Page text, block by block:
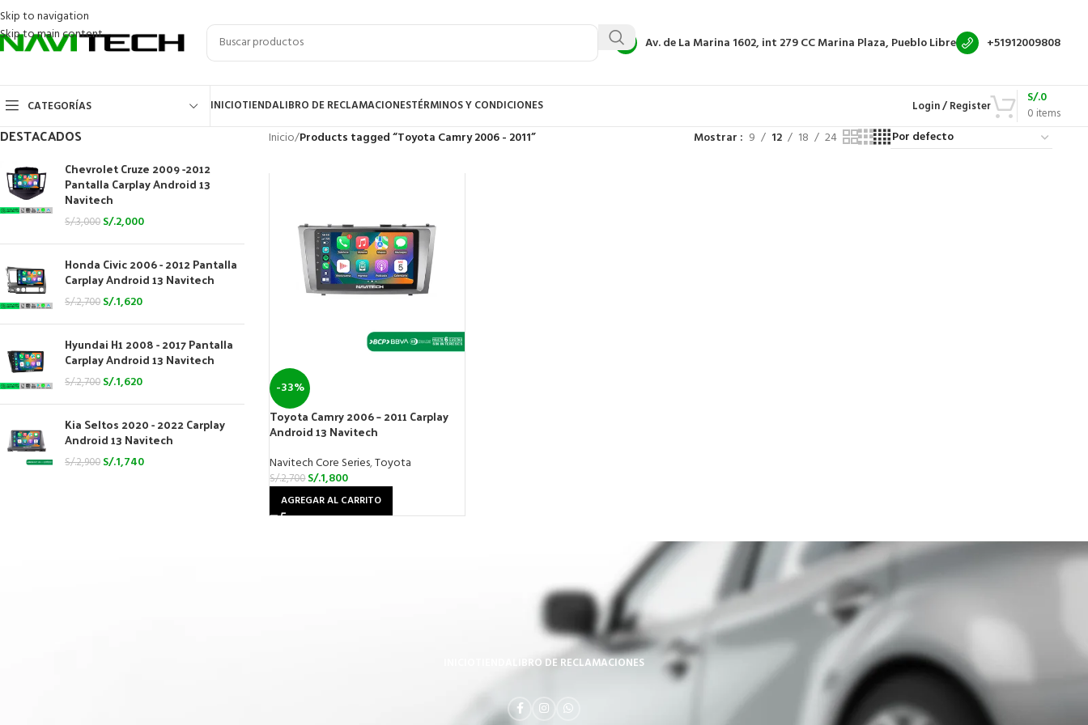
Skip to navigation
Skip to main content
Av. de La Marina 1602, int 279CC Marina Plaza, Pueblo Libre +51912009808
CATEGORÍAS INICIOTIENDALIBRO DE RECLAMACIONESTÉRMINOS Y CONDICIONES Login / Register 0 items
S/.0
DESTACADOS
Chevrolet Cruze 2009 -2012
Pantalla Carplay Android 13
Navitech
S/.3,000 S/.2,000
Honda Civic 2006 - 2012 Pantalla
Carplay Android 13 Navitech
S/.2,700 S/.1,620
Hyundai H1 2008 - 2017 Pantalla
Carplay Android 13 Navitech
S/.2,700 S/.1,620
Kia Seltos 2020 - 2022 Carplay
Android 13 Navitech
S/.2,900 S/.1,740
Inicio/Products tagged “Toyota Camry 2006 - 2011” Mostrar 9 12 18 24
-33%
Toyota Camry 2006 – 2011 Carplay
Android 13 Navitech
Navitech Core Series,Toyota
S/.2,700S/.1,800
AGREGAR AL CARRITO
LIBRO DE RECLAMACIONES